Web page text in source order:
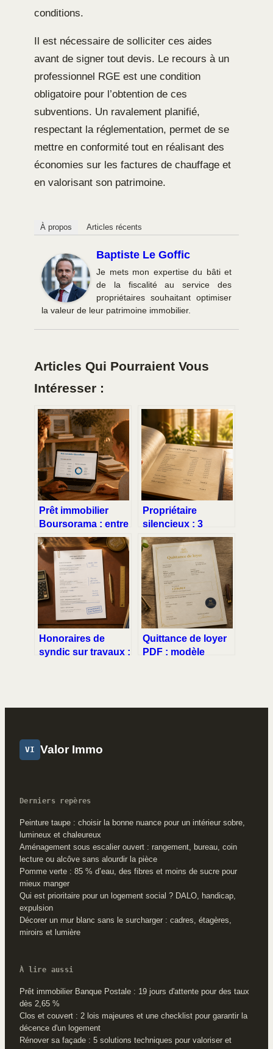
conditions.
Il est nécessaire de solliciter ces aides
avant de signer tout devis. Le recours à un
professionnel RGE est une condition
obligatoire pour l’obtention de ces
subventions. Un ravalement planifié,
respectant la réglementation, permet de se
mettre en conformité tout en réalisant des
économies sur les factures de chauffage et
en valorisant son patrimoine.
À propos Articles récents
Baptiste Le Goffic
Je mets mon expertise du bâti et
de la fiscalité au service des
propriétaires souhaitant optimiser
la valeur de leur patrimoine immobilier.
Articles Qui Pourraient Vous
Intéresser :
Prêt immobilier
Boursorama : entre
taux ultra-
compétitifs et
exigences de
dossier strictes
Propriétaire
silencieux : 3
étapes pour obtenir
votre décompte de
charges et
récupérer votre
argent
Honoraires de
syndic sur travaux :
Quittance de loyer
PDF : modèle
VI Valor Immo
Derniers repères
Peinture taupe : choisir la bonne nuance pour un intérieur sobre,
lumineux et chaleureux
Aménagement sous escalier ouvert : rangement, bureau, coin
lecture ou alcôve sans alourdir la pièce
Pomme verte : 85 % d’eau, des fibres et moins de sucre pour
mieux manger
Qui est prioritaire pour un logement social ? DALO, handicap,
expulsion
Décorer un mur blanc sans le surcharger : cadres, étagères,
miroirs et lumière
À lire aussi
Prêt immobilier Banque Postale : 19 jours d'attente pour des taux
dès 2,65 %
Clos et couvert : 2 lois majeures et une checklist pour garantir la
décence d'un logement
Rénover sa façade : 5 solutions techniques pour valoriser et